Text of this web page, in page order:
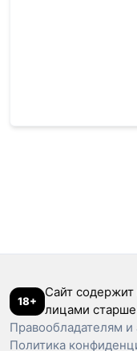
18+
Сайт
лицами старше
Правообладателям и
Политика